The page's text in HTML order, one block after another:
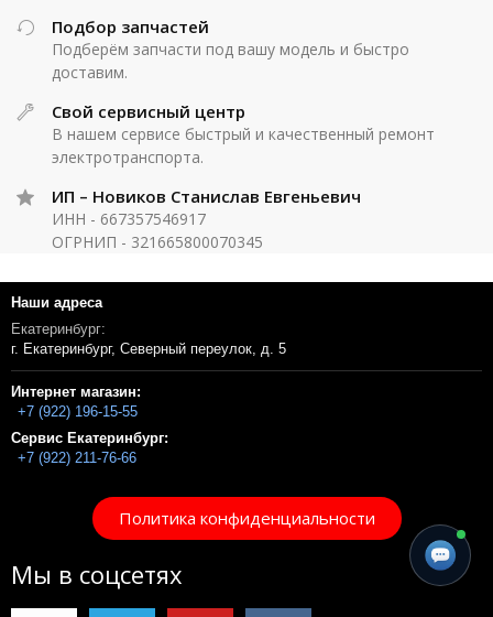
Подбор запчастей
Подберём запчасти под вашу модель и быстро
доставим.
Свой сервисный центр
В нашем сервисе быстрый и качественный ремонт
электротранспорта.
ИП – Новиков Станислав Евгеньевич
ИНН - 667357546917
ОГРНИП - 321665800070345
Наши адреса
Екатеринбург:
г. Екатеринбург, Северный переулок, д. 5
Интернет магазин:
+7 (922) 196-15-55
Сервис Екатеринбург:
+7 (922) 211-76-66
Политика конфиденциальности
Мы в соцсетях